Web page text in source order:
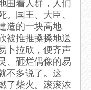
国王、大臣、
造的一块高地
被推推搡搡地送
卜拉欣，便齐声
、砸烂偶像的易
不多说了。这
了柴火。滚滚浓